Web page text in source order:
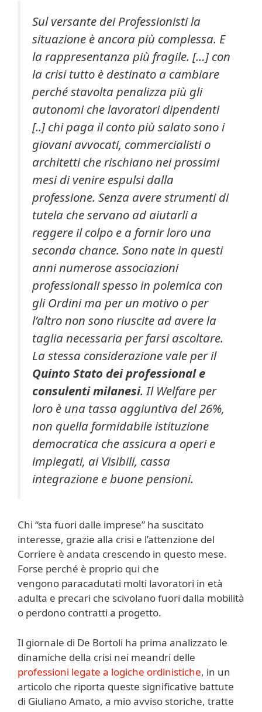
Sul versante dei Professionisti la
situazione è ancora più complessa. E
la rappresentanza più fragile. […] con
la crisi tutto è destinato a cambiare
perché stavolta penalizza più gli
autonomi che lavoratori dipendenti
[..] chi paga il conto più salato sono i
giovani avvocati, commercialisti o
architetti che rischiano nei prossimi
mesi di venire espulsi dalla
professione. Senza avere strumenti di
tutela che servano ad aiutarli a
reggere il colpo e a fornir loro una
seconda chance. Sono nate in questi
anni numerose associazioni
professionali spesso in polemica con
gli Ordini ma per un motivo o per
l’altro non sono riuscite ad avere la
taglia necessaria per farsi ascoltare.
La stessa considerazione vale per il
Quinto Stato dei professional e
consulenti milanesi. Il Welfare per
loro è una tassa aggiuntiva del 26%,
non quella formidabile istituzione
democratica che assicura a operi e
impiegati, ai Visibili, cassa
integrazione e buone pensioni.
Chi “sta fuori dalle imprese” ha suscitato
interesse, grazie alla crisi e l’attenzione del
Corriere è andata crescendo in questo mese.
Forse perché è proprio qui che
vengono paracadutati molti lavoratori in età
adulta e precari che scivolano fuori dalla mobilità
o perdono contratti a progetto.
Il giornale di De Bortoli ha prima analizzato le
dinamiche della crisi nei meandri delle
professioni legate a logiche ordinistiche, in un
articolo che riporta queste significative battute
di Giuliano Amato, a mio avviso storiche, tratte